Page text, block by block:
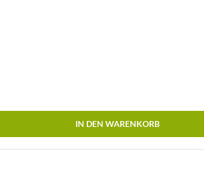
IN DEN WARENKORB